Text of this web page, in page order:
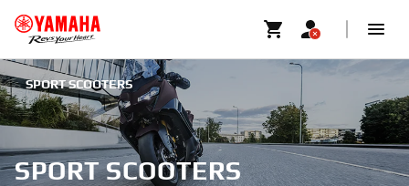
SPORT SCOOTERS
SPORT SCOOTERS